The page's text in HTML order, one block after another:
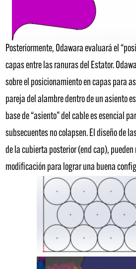
Posteriormente, Odawara evaluará el
capas entre las ranuras del Estator.
sobre el posicionamiento en capas para
pareja del alambre dentro de un asiento
base de “asiento” del cable es esencial
subsecuentes no colapsen. El diseño de
de la cubierta posterior (end cap),
modificación para lograr una buena